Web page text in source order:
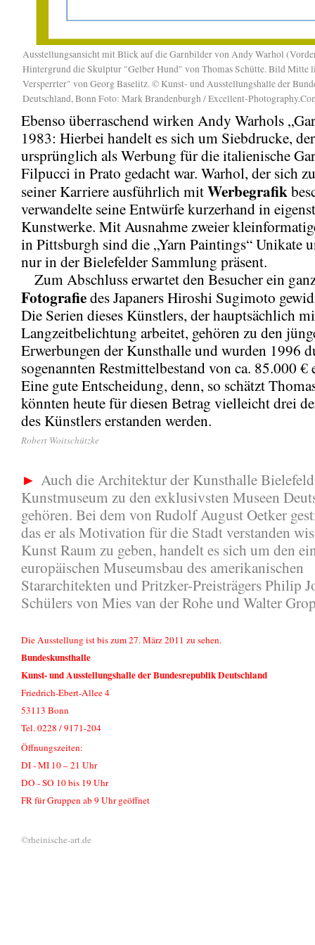
Ausstellungsansicht mit Blick auf die Garnbilder von Andy Warhol
Hintergrund die Skulptur "Gelber Hund" von Thomas Schütte. Bild Mitte
Versperrter" von Georg Baselitz. © Kunst- und Ausstellungshalle der
Deutschland, Bonn Foto: Mark Brandenburgh / Excellent-
Ebenso überraschend wirken Andy Warhols
1983: Hierbei handelt es sich um Siebdrucke,
ursprünglich als Werbung für die italienische
Filpucci in Prato gedacht war. Warhol, der sich
seiner Karriere ausführlich mitWerbegrafik
verwandelte seine Entwürfe kurzerhand in
Kunstwerke. Mit Ausnahme zweier
in Pittsburgh sind die „Yarn Paintings“ Unikate
nur in der Bielefelder Sammlung präsent.
Zum Abschluss erwartet den Besucher ein
Fotografiedes Japaners Hiroshi Sugimoto
Die Serien dieses Künstlers, der hauptsächlich
Langzeitbelichtung arbeitet, gehören zu den
Erwerbungen der Kunsthalle und wurden 1996
sogenannten Restmittelbestand von ca. 85.000 €
Eine gute Entscheidung, denn, so schätzt
könnten heute für diesen Betrag vielleicht drei
des Künstlers erstanden werden.
Robert Woitschützke
► Auch die Architektur der Kunsthalle Bielefeld
Kunstmuseum zu den exklusivsten Museen
gehören. Bei dem von Rudolf August Oetker
das er als Motivation für die Stadt verstanden
Kunst Raum zu geben, handelt es sich um den
europäischen Museumsbau des amerikanischen
Stararchitekten und Pritzker-Preisträgers Philip
Schülers von Mies van der Rohe und Walter
Die Ausstellung ist bis zum 27. März 2011 zu sehen.
Bundeskunsthalle
Kunst- und Ausstellungshalle der Bundesrepublik Deutschland
Friedrich-Ebert-Allee 4
53113 Bonn
Tel. 0228 / 9171-204
Öffnungszeiten:
DI - MI 10 – 21 Uhr
DO - SO 10 bis 19 Uhr
FR für Gruppen ab 9 Uhr geöffnet
©rheinische-art.de